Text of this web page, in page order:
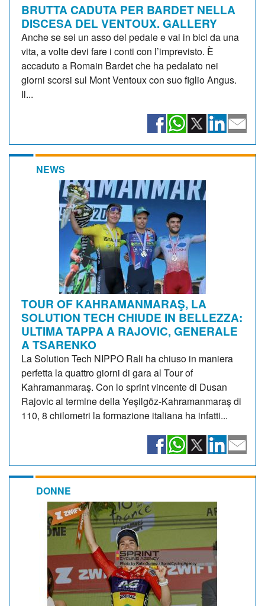
BRUTTA CADUTA PER BARDET NELLA
DISCESA DEL VENTOUX. GALLERY
Anche se sei un asso del pedale e vai in bici da una
vita, a volte devi fare i conti con l’imprevisto. È
accaduto a Romain Bardet che ha pedalato nei
giorni scorsi sul Mont Ventoux con suo figlio Angus.
Il...
NEWS
TOUR OF KAHRAMANMARAŞ, LA
SOLUTION TECH CHIUDE IN BELLEZZA:
ULTIMA TAPPA A RAJOVIC, GENERALE
A TSARENKO
La Solution Tech NIPPO Rali ha chiuso in maniera
perfetta la quattro giorni di gara al Tour of
Kahramanmaraş. Con lo sprint vincente di Dusan
Rajovic al termine della Yeşilgöz-Kahramanmaraş di
110, 8 chilometri la formazione italiana ha infatti...
DONNE